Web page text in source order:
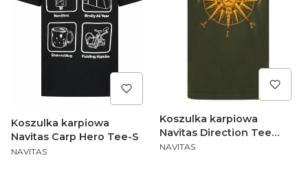
Koszulka karpiowa
Navitas Carp Hero Tee-S
PRODUCENT
NAVITAS
Koszulka karpiowa
Navitas Direction Tee
Green - S
PRODUCENT
NAVITAS